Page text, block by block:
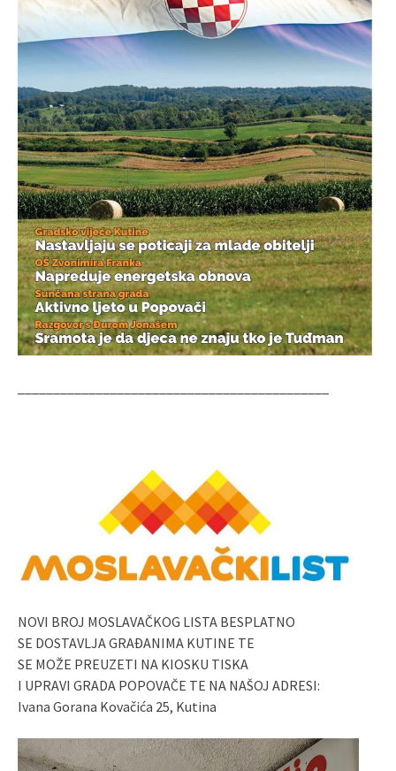
NOVI BROJ MOSLAVAČKOG LISTA BESPLATNO
SE DOSTAVLJA GRAĐANIMA KUTINE TE
SE MOŽE PREUZETI NA KIOSKU TISKA
I UPRAVI GRADA POPOVAČE TE NA NAŠOJ ADRESI:
Ivana Gorana Kovačića 25, Kutina